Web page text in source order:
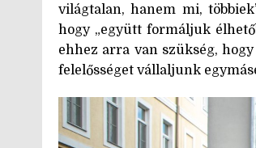
világtalan, hanem mi,
hogy „együtt formáljuk
ehhez arra van szükség,
felelősséget vállaljunk